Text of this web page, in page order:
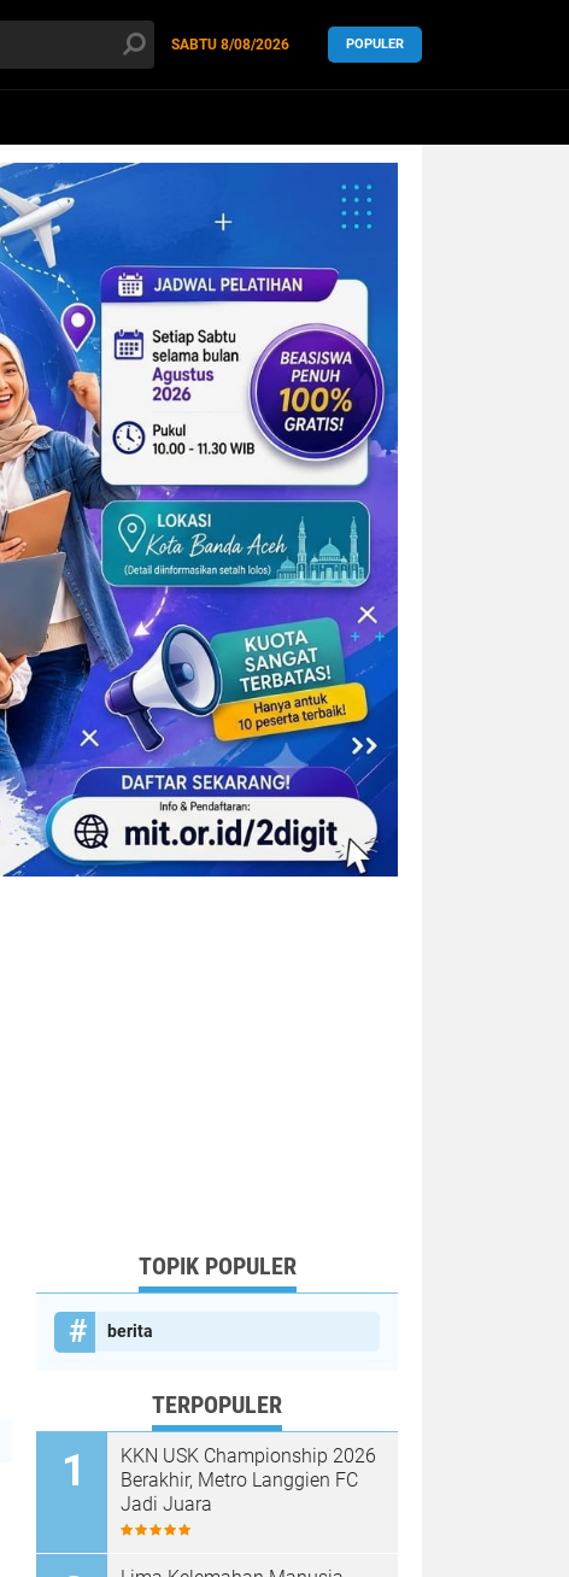
SABTU 8/08/2026 POPULER
TOPIK POPULER
berita
TERPOPULER
KKN USK Championship 2026
Berakhir, Metro Langgien FC
Jadi Juara